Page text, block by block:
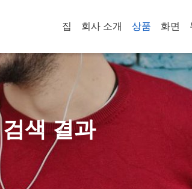
집 회사 소개 상품 화면
검색 결과